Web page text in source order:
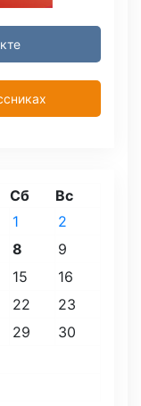
Сб Вс
1
2
8
9
15
16
22
23
29
30